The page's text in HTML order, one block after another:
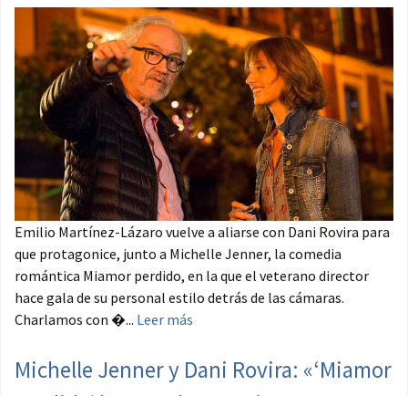
Emilio Martínez-Lázaro vuelve a aliarse con Dani Rovira para
que protagonice, junto a Michelle Jenner, la comedia
romántica Miamor perdido, en la que el veterano director
hace gala de su personal estilo detrás de las cámaras.
Charlamos con �... Leer más
Michelle Jenner y Dani Rovira: «‘Miamor